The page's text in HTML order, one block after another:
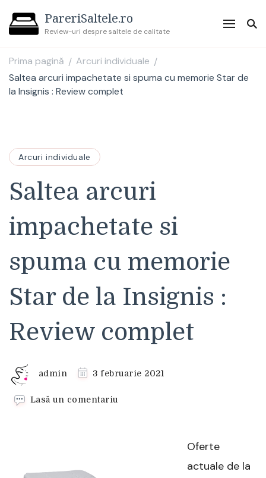
PareriSaltele.ro
Review-uri despre saltele de calitate
Prima pagină / Arcuri individuale /
Saltea arcuri impachetate si spuma cu memorie Star de
la Insignis : Review complet
Arcuri individuale
Saltea arcuri
impachetate si
spuma cu memorie
Star de la Insignis :
Review complet
admin 3 februarie 2021
Lasă un comentariu
Oferte
actuale de la